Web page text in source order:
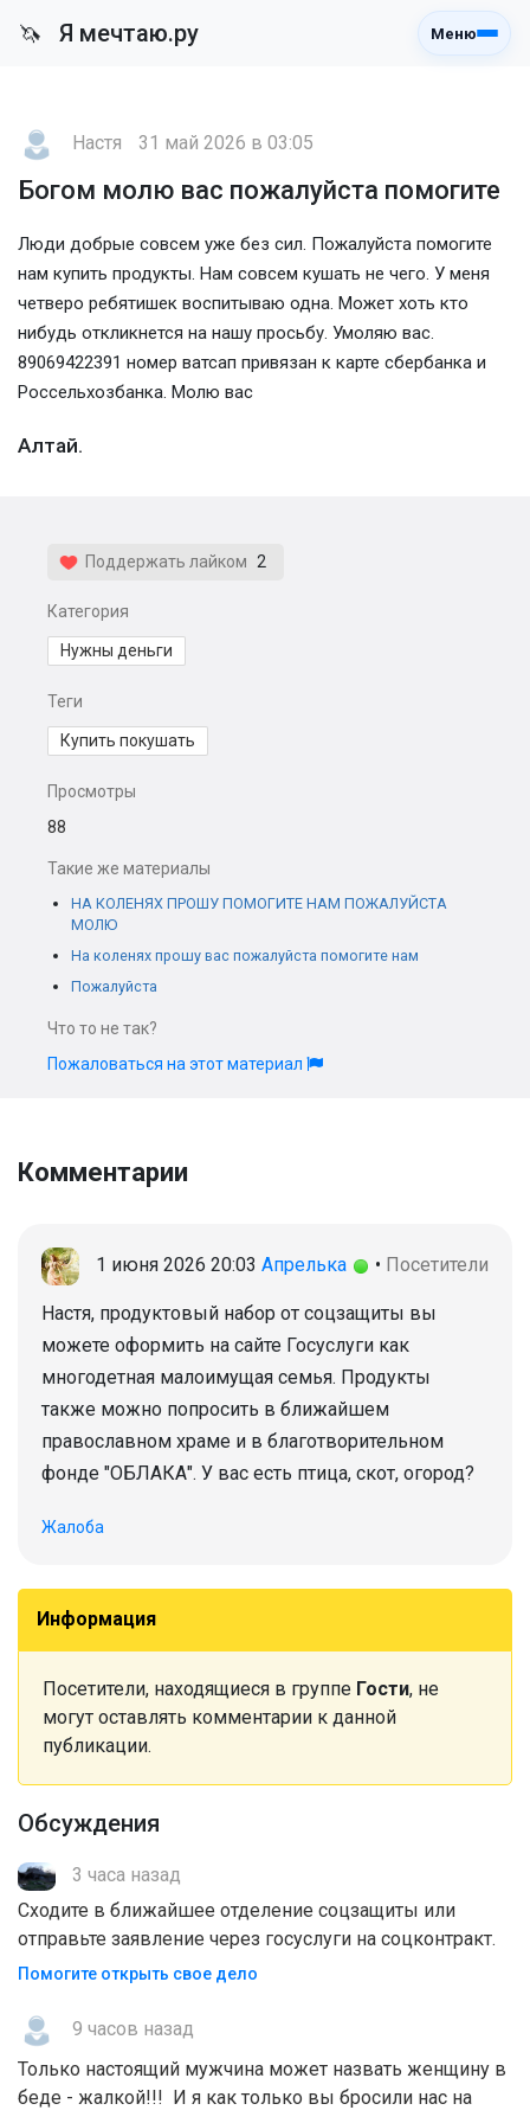
🦄 Я мечтаю.ру Меню
Настя 31 май 2026 в 03:05
Богом молю вас пожалуйста помогите
Люди добрые совсем уже без сил. Пожалуйста помогите
нам купить продукты. Нам совсем кушать не чего. У меня
четверо ребятишек воспитываю одна. Может хоть кто
нибудь откликнется на нашу просьбу. Умоляю вас.
89069422391 номер ватсап привязан к карте сбербанка и
Россельхозбанка. Молю вас
Алтай.
Поддержать лайком 2
Категория
Нужны деньги
Теги
Купить покушать
Просмотры
88
Такие же материалы
НА КОЛЕНЯХ ПРОШУ ПОМОГИТЕ НАМ ПОЖАЛУЙСТА
МОЛЮ
На коленях прошу вас пожалуйста помогите нам
Пожалуйста
Что то не так?
Пожаловаться на этот материал
Комментарии
1 июня 2026 20:03 Апрелька • Посетители
Настя, продуктовый набор от соцзащиты вы
можете оформить на сайте Госуслуги как
многодетная малоимущая семья. Продукты
также можно попросить в ближайшем
православном храме и в благотворительном
фонде "ОБЛАКА". У вас есть птица, скот, огород?
Жалоба
Информация
Посетители, находящиеся в группе Гости, не
могут оставлять комментарии к данной
публикации.
Обсуждения
3 часа назад
Сходите в ближайшее отделение соцзащиты или
отправьте заявление через госуслуги на соцконтракт.
Помогите открыть свое дело
9 часов назад
Только настоящий мужчина может назвать женщину в
беде - жалкой!!! И я как только вы бросили нас на